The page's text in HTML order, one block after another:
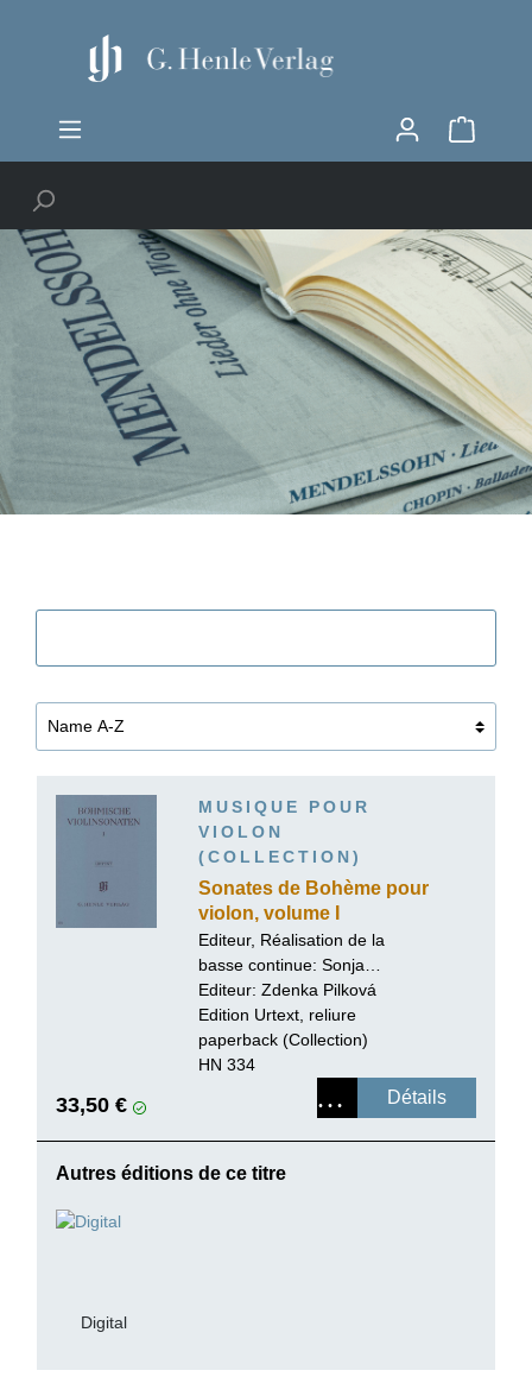
MUSIQUE POUR
VIOLON
(COLLECTION)
Sonates de Bohème pour
violon, volume I
Editeur, Réalisation de la
basse continue: Sonja
Gerlach
Editeur: Zdenka Pilková
Edition Urtext, reliure
paperback (Collection)
HN 334
33,50 € Détails
Autres éditions de ce titre
Digital